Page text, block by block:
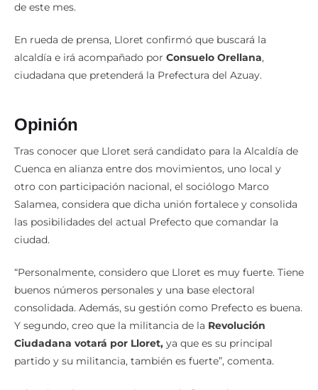
de este mes.
En rueda de prensa, Lloret confirmó que buscará la
alcaldía e irá acompañado por Consuelo Orellana,
ciudadana que pretenderá la Prefectura del Azuay.
Opinión
Tras conocer que Lloret será candidato para la Alcaldía de
Cuenca en alianza entre dos movimientos, uno local y
otro con participación nacional, el sociólogo Marco
Salamea, considera que dicha unión fortalece y consolida
las posibilidades del actual Prefecto que comandar la
ciudad.
“Personalmente, considero que Lloret es muy fuerte. Tiene
buenos números personales y una base electoral
consolidada. Además, su gestión como Prefecto es buena.
Y segundo, creo que la militancia de la Revolución
Ciudadana votará por Lloret, ya que es su principal
partido y su militancia, también es fuerte”, comenta.